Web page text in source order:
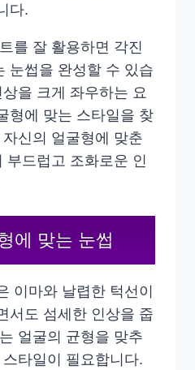
다.
를 잘 활용하면 각진
눈썹을 완성할 수 있습
을 크게 좌우하는 요
형에 맞는 스타일을 찾
신의 얼굴형에 맞춘
부드럽고 조화로운 인
에 맞는 눈썹
이마와 날렵한 턱선이
서도 섬세한 인상을 줍
얼굴의 균형을 맞추
타일이 필요합니다.